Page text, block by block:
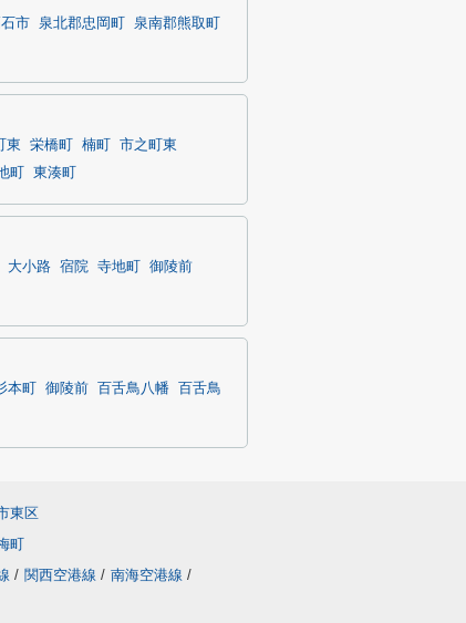
市 泉北郡忠岡町
泉南郡熊取町
東 栄橋町 楠町
市之町東
町 東湊町
大小路 宿院 寺地町
御陵前
本町 御陵前 百舌鳥八幡
百舌鳥
東区
町
/ 関西空港線 / 南海空港線 /